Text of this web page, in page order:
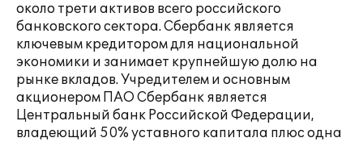
около трети активов всего российского
банковского сектора. Сбербанк является
ключевым кредитором для национальной
экономики и занимает крупнейшую долю на
рынке вкладов. Учредителем и основным
акционером ПАО Сбербанк является
Центральный банк Российской Федерации,
владеющий 50% уставного капитала плюс одна